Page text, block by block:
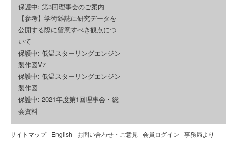
保護中: 第3回理事会のご案内
【参考】学術雑誌に研究データを
公開する際に留意すべき観点につ
いて
保護中: 低温スターリングエンジン
製作図V7
保護中: 低温スターリングエンジン
製作図
保護中: 2021年度第1回理事会・総
会資料
サイトマップ English お問い合わせ・ご意見 会員ログイン 事務局より